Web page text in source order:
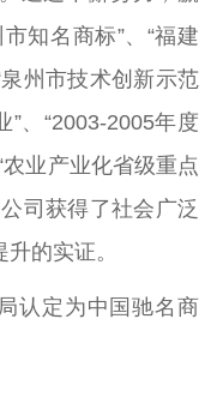
知名商标”、“福建
泉州市技术创新示范
、“2003-2005年度
业产业化省级重点
司获得了社会广泛
的实证。
定为中国驰名商